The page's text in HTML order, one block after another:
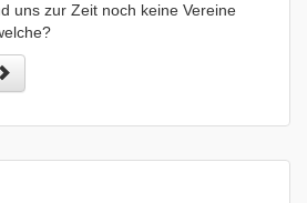
uns zur Zeit noch keine Vereine